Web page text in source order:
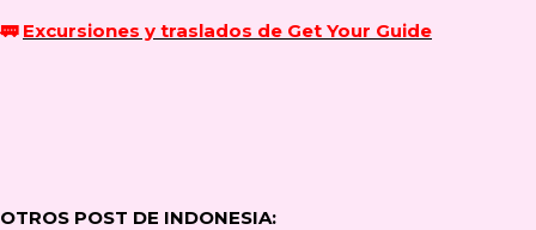
🚃 Excursiones y traslados de Get Your Guide
OTROS POST DE INDONESIA: